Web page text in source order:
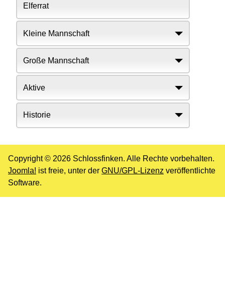
Elferrat
Kleine Mannschaft
Große Mannschaft
Aktive
Historie
Copyright © 2026 Schlossfinken. Alle Rechte vorbehalten.
Joomla! ist freie, unter der GNU/GPL-Lizenz veröffentlichte
Software.